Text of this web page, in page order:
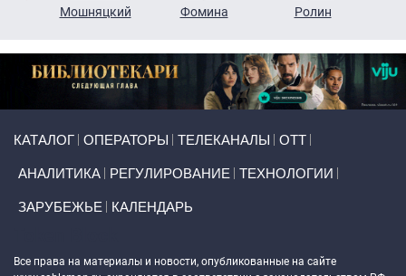
Мошняцкий
Фомина
Ролин
КАТАЛОГ ОПЕРАТОРЫ ТЕЛЕКАНАЛЫ ОТТ
АНАЛИТИКА РЕГУЛИРОВАНИЕ ТЕХНОЛОГИИ
ЗАРУБЕЖЬЕ КАЛЕНДАРЬ
Все права на материалы и новости, опубликованные на сайте